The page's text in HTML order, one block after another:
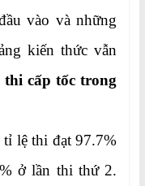
vào và những
kiến thức vẫn
thi cấp tốc trong
lệ thi đạt 97.7%
ở lần thi thứ 2.